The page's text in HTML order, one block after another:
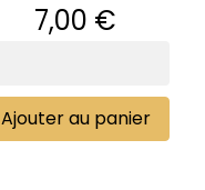
Prix
7,00 €
Ajouter au panier